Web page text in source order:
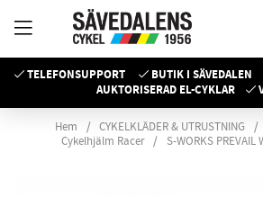
TELEFONSUPPORT BUTIK I SÄVEDALEN
AUKTORISERAD EL-CYKLAR
Hem CYKELKLÄDER & UTRUSTNING
Cykelhjälm Racer
S-WORKS PREVAIL